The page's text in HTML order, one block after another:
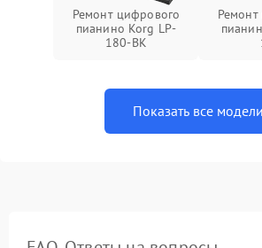
Ремонт цифрового
пианино Korg LP-
180-BK
Показать все модели